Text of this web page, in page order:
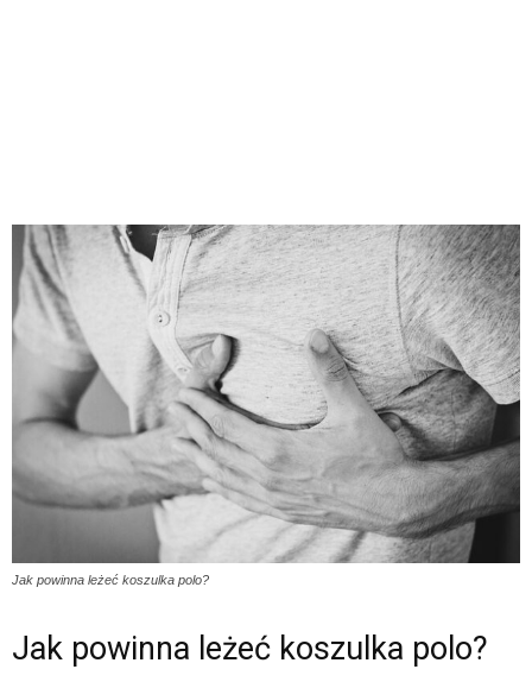
Jak powinna leżeć koszulka polo?
Jak powinna leżeć koszulka polo?